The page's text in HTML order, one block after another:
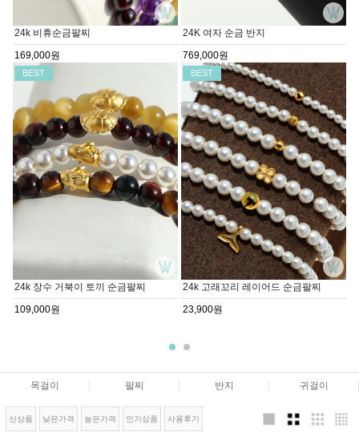
24k 비휴순금팔찌
169,000원
24K 여자 순금 반지
769,000원
BEST
24k 장수 거북이 토끼 순금팔찌
109,000원
BEST
24k 고래꼬리 레이어드 순금팔찌
23,900원
목걸이 팔찌 반지 귀걸이
신상품 낮은가격 높은가격 인기상품 사용후기